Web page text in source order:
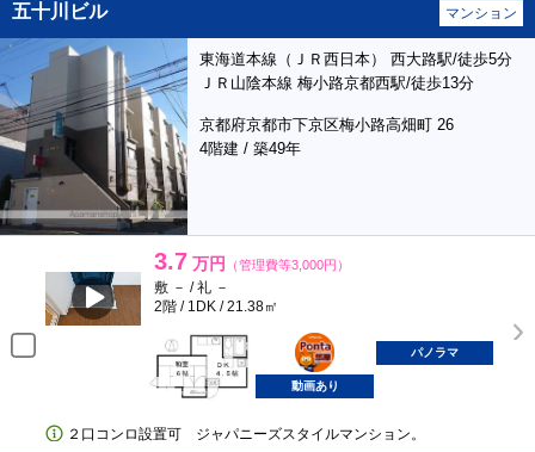
五十川ビル マンション
東海道本線（ＪＲ西日本） 西大路駅/徒歩5分
ＪＲ山陰本線 梅小路京都西駅/徒歩13分
京都府京都市下京区梅小路高畑町 26
4階建 / 築49年
3.7 万円 （管理費等3,000円）
敷 － / 礼 －
2階 / 1DK / 21.38㎡
ポンタ
部屋
パノラマ
動画あり
２口コンロ設置可 ジャパニーズスタイルマンション。